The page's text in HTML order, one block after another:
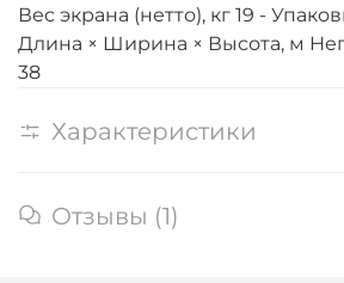
Вес экрана (нетто), кг 19 -
Длина × Ширина × Высота, м
38
Характеристики
Отзывы (1)